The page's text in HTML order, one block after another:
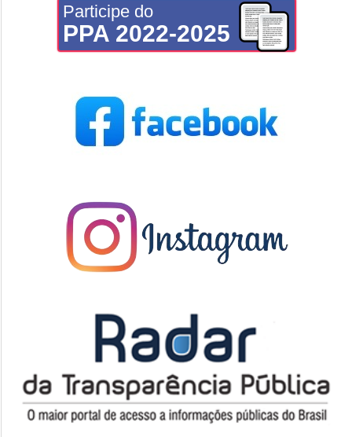
Participe do
PPA 2022-2025